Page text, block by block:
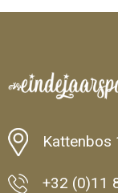
Kattenbos
+32 (0)11